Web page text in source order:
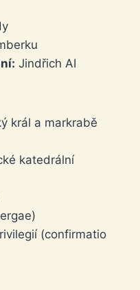
Jindřich AI
král a markrabě
katedrální
(confirmatio